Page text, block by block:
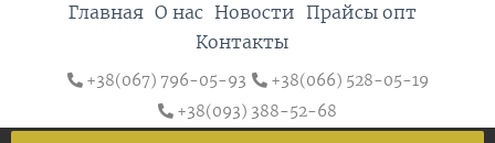
Главная О нас Новости
Прайсы опт
Контакты
+38(067) 796-05-93
+38(066) 528-05-19
+38(093) 388-52-68